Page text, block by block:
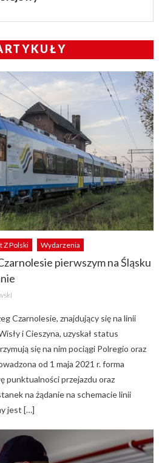
Z Polski Wydarzenia
pierwszym na Śląsku
Czarnolesie, znajdujący się na linii
i Cieszyna, uzyskał status
się na nim pociągi Polregio oraz
od 1 maja 2021 r. forma
punktualności przejazdu oraz
na żądanie na schemacie linii
jest […]